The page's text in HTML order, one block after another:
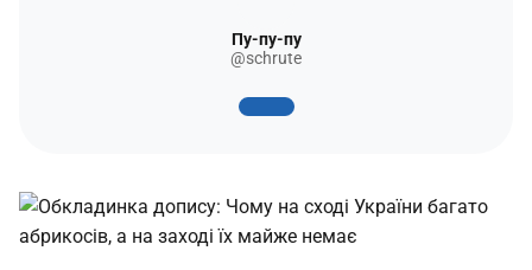
Пу-пу-пу
@schrute